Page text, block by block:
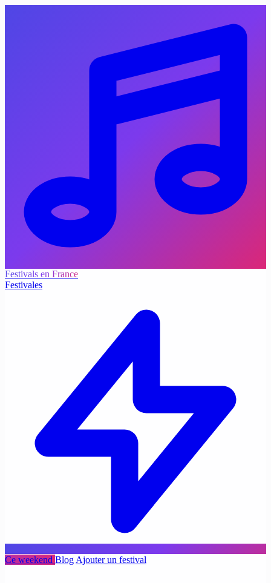
Festivals en France
Festivales
Ce weekend Blog Ajouter un festival